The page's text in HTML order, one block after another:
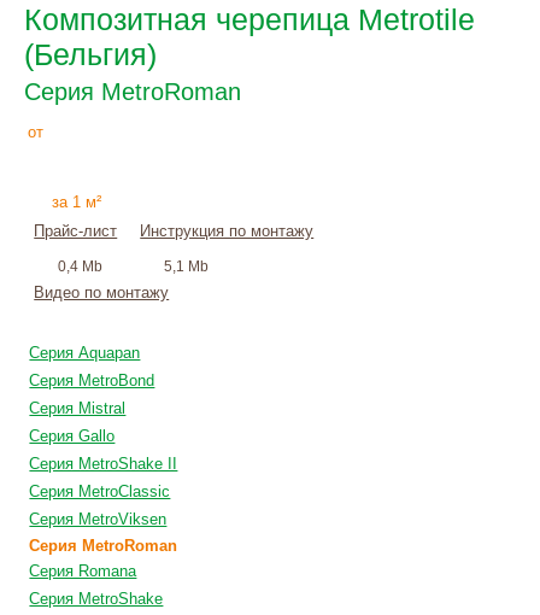
Композитная черепица Metrotile
(Бельгия)
Серия MetroRoman
от
за 1 м²
Прайс-лист
0,4 Mb
Инструкция по монтажу
5,1 Mb
Видео по монтажу
Серия Aquapan
Серия MetroBond
Серия Mistral
Серия Gallo
Серия MetroShake II
Серия MetroClassic
Серия MetroViksen
Серия MetroRoman
Серия Romana
Серия MetroShake